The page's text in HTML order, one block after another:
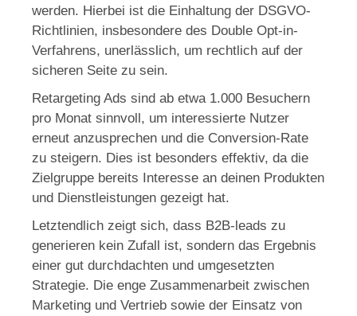
werden. Hierbei ist die Einhaltung der DSGVO-
Richtlinien, insbesondere des Double Opt-in-
Verfahrens, unerlässlich, um rechtlich auf der
sicheren Seite zu sein.
Retargeting Ads sind ab etwa 1.000 Besuchern
pro Monat sinnvoll, um interessierte Nutzer
erneut anzusprechen und die Conversion-Rate
zu steigern. Dies ist besonders effektiv, da die
Zielgruppe bereits Interesse an deinen Produkten
und Dienstleistungen gezeigt hat.
Letztendlich zeigt sich, dass B2B-leads zu
generieren kein Zufall ist, sondern das Ergebnis
einer gut durchdachten und umgesetzten
Strategie. Die enge Zusammenarbeit zwischen
Marketing und Vertrieb sowie der Einsatz von